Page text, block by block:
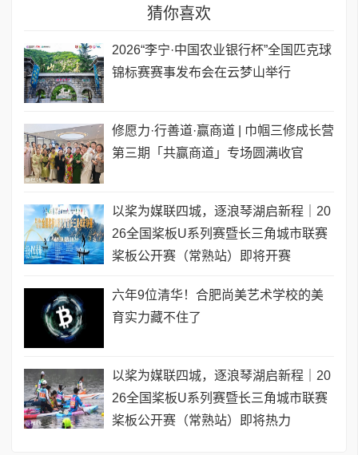
猜你喜欢
2026“李宁·中国农业银行杯”全国匹克球
锦标赛赛事发布会在云梦山举行
修愿力·行善道·赢商道 | 巾帼三修成长营
第三期「共赢商道」专场圆满收官
以桨为媒联四城，逐浪琴湖启新程｜20
26全国桨板U系列赛暨长三角城市联赛
桨板公开赛（常熟站）即将开赛
六年9位清华！合肥尚美艺术学校的美
育实力藏不住了
以桨为媒联四城，逐浪琴湖启新程｜20
26全国桨板U系列赛暨长三角城市联赛
桨板公开赛（常熟站）即将热力